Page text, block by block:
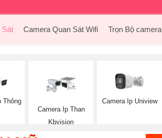
Sát Camera Quan Sát Wifi Trọn Bộ camera
Thông
Camera Ip Than
Kbvision
Camera Ip Uniview